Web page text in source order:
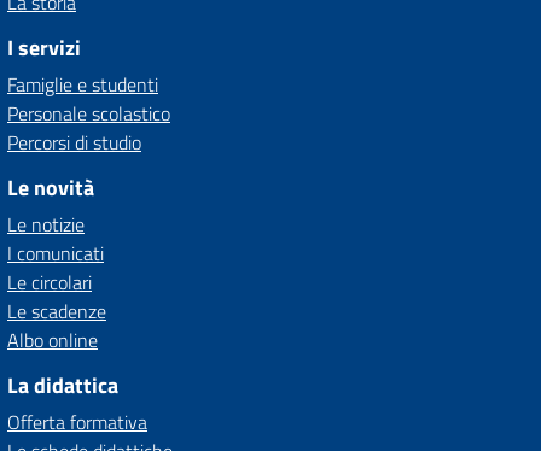
I servizi
Famiglie e studenti
Personale scolastico
Percorsi di studio
Le novità
Le notizie
I comunicati
Le circolari
Le scadenze
Albo online
La didattica
Offerta formativa